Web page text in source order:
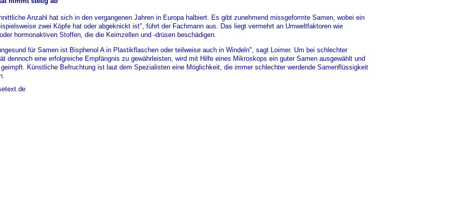
Anzahl hat sich in den vergangenen Jahren in Europa halbiert. Es gibt zunehmend missgeformte Samen, wobei ein
zwei Köpfe hat oder abgeknickt ist", führt der Fachmann aus. Das liegt vermehrt an Umweltfaktoren wie
hormonaktiven Stoffen, die die Keimzellen und -drüsen beschädigen.
für Samen ist Bisphenol A in Plastikflaschen oder teilweise auch in Windeln", sagt Loimer. Um bei schlechter
dennoch eine erfolgreiche Empfängnis zu gewährleisten, wird mit Hilfe eines Mikroskops ein guter Samen ausgewählt und
Künstliche Befruchtung ist laut dem Spezialisten eine Möglichkeit, die immer schlechter werdende Samenflüssigkeit